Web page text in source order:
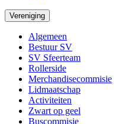
Vereniging
Algemeen
Bestuur SV
SV Sfeerteam
Rollerside
Merchandisecommisie
Lidmaatschap
Activiteiten
Zwart op geel
Buscommisie